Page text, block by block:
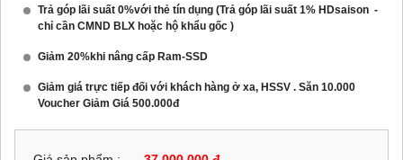
Trả góp lãi suất 0%với thẻ tín dụng (Trả góp lãi suất 1% HDsaison -
chỉ cần CMND BLX hoặc hộ khẩu gốc )
Giảm 20%khi nâng cấp Ram-SSD
Giảm giá trực tiếp đối với khách hàng ở xa, HSSV . Săn 10.000
Voucher Giảm Giá 500.000đ